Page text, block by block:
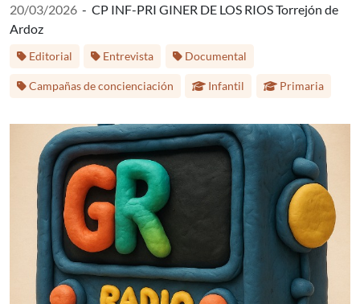
Fecha de publicación:
20/03/2026 - CP INF-PRI GINER DE LOS RIOS Torrejón de
Ardoz
Etiquetas:
Editorial Entrevista Documental
Campañas de concienciación Infantil Primaria